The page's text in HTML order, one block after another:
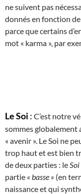
ne suivent pas
donnés en fonction
parce que certains
mot « karma », par
Le Soi : C’est notre
sommes
« avenir ». Le Soi ne
trop haut et est bien
de deux parties : le
partie « basse » (en
naissance et qui